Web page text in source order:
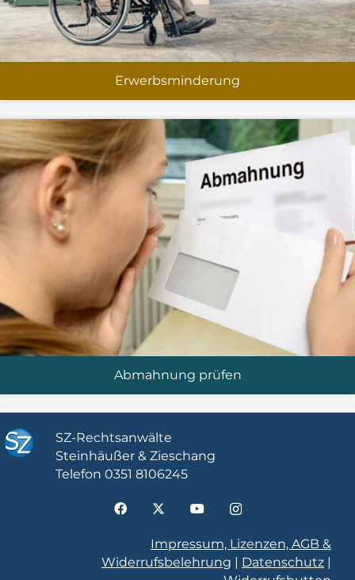
Erwerbsminderung
Abmahnung prüfen
SZ-Rechtsanwälte
Steinhäußer & Zieschang
Telefon 0351 8106245
Impressum, Lizenzen, AGB &
Widerrufsbelehrung | Datenschutz |